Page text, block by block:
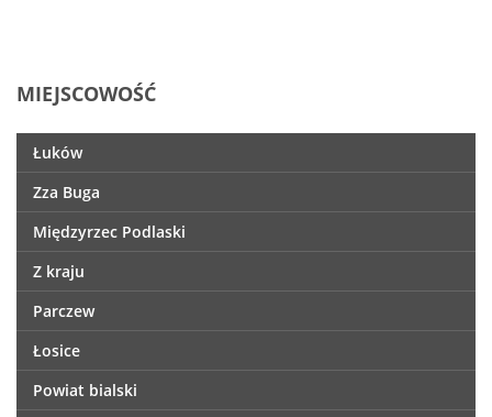
MIEJSCOWOŚĆ
Łuków
Zza Buga
Międzyrzec Podlaski
Z kraju
Parczew
Łosice
Powiat bialski